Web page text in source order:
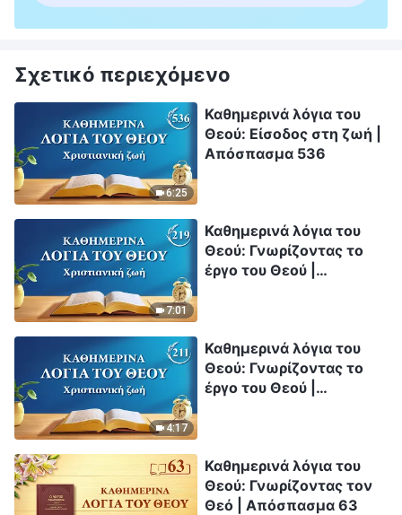
Σχετικό περιεχόμενο
6:25
Καθημερινά λόγια του
Θεού: Είσοδος στη ζωή |
Απόσπασμα 536
7:01
Καθημερινά λόγια του
Θεού: Γνωρίζοντας το
έργο του Θεού |
4:17
Καθημερινά λόγια του
Θεού: Γνωρίζοντας το
έργο του Θεού |
Καθημερινά λόγια του
Θεού: Γνωρίζοντας τον
Θεό | Απόσπασμα 63